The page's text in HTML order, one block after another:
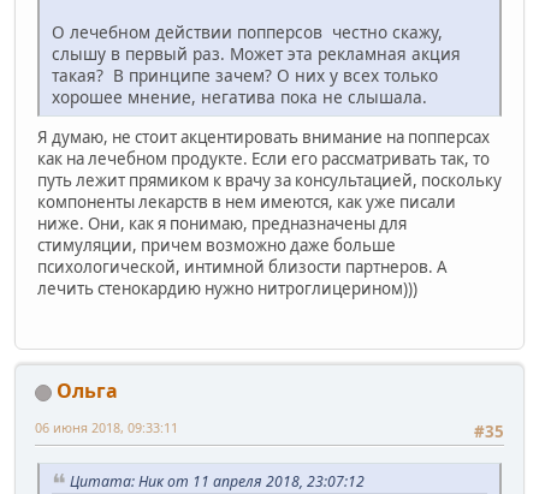
О лечебном действии попперсов честно скажу,
слышу в первый раз. Может эта рекламная акция
такая? В принципе зачем? О них у всех только
хорошее мнение, негатива пока не слышала.
Я думаю, не стоит акцентировать внимание на попперсах
как на лечебном продукте. Если его рассматривать так, то
путь лежит прямиком к врачу за консультацией, поскольку
компоненты лекарств в нем имеются, как уже писали
ниже. Они, как я понимаю, предназначены для
стимуляции, причем возможно даже больше
психологической, интимной близости партнеров. А
лечить стенокардию нужно нитроглицерином)))
Ольга
#35
06 июня 2018, 09:33:11
Цитата: Ник от 11 апреля 2018, 23:07:12